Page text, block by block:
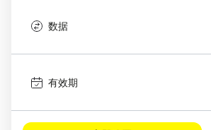
数据
有效期